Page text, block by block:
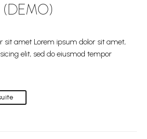
(DEMO)
sit amet Lorem ipsum dolor sit amet,
elit, sed do eiusmod tempor